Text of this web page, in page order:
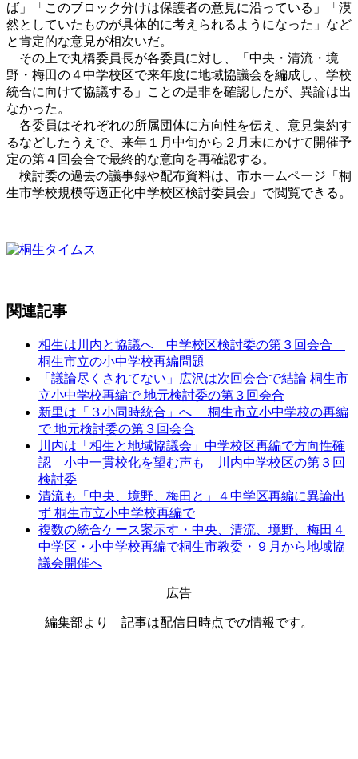
ば」「このブロック分けは保護者の意見に沿っている」「漠
然としていたものが具体的に考えられるようになった」など
と肯定的な意見が相次いだ。
その上で丸橋委員長が各委員に対し、「中央・清流・境
野・梅田の４中学校区で来年度に地域協議会を編成し、学校
統合に向けて協議する」ことの是非を確認したが、異論は出
なかった。
各委員はそれぞれの所属団体に方向性を伝え、意見集約す
るなどしたうえで、来年１月中旬から２月末にかけて開催予
定の第４回会合で最終的な意向を再確認する。
検討委の過去の議事録や配布資料は、市ホームページ「桐
生市学校規模等適正化中学校区検討委員会」で閲覧できる。
関連記事
相生は川内と協議へ 中学校区検討委の第３回会合
桐生市立の小中学校再編問題
「議論尽くされてない」広沢は次回会合で結論 桐生市
立小中学校再編で 地元検討委の第３回会合
新里は「３小同時統合」へ 桐生市立小中学校の再編
で 地元検討委の第３回会合
川内は「相生と地域協議会」中学校区再編で方向性確
認 小中一貫校化を望む声も 川内中学校区の第３回
検討委
清流も「中央、境野、梅田と」４中学区再編に異論出
ず 桐生市立小中学校再編で
複数の統合ケース案示す・中央、清流、境野、梅田４
中学区・小中学校再編で桐生市教委・９月から地域協
議会開催へ
広告
編集部より 記事は配信日時点での情報です。